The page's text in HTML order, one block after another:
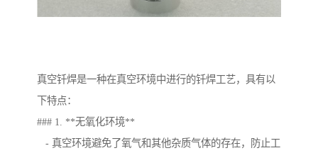
真空钎焊是一种在真空环境中进行的钎焊工艺，具有以
下特点：
### 1. **无氧化环境**
- 真空环境避免了氧气和其他杂质气体的存在，防止工